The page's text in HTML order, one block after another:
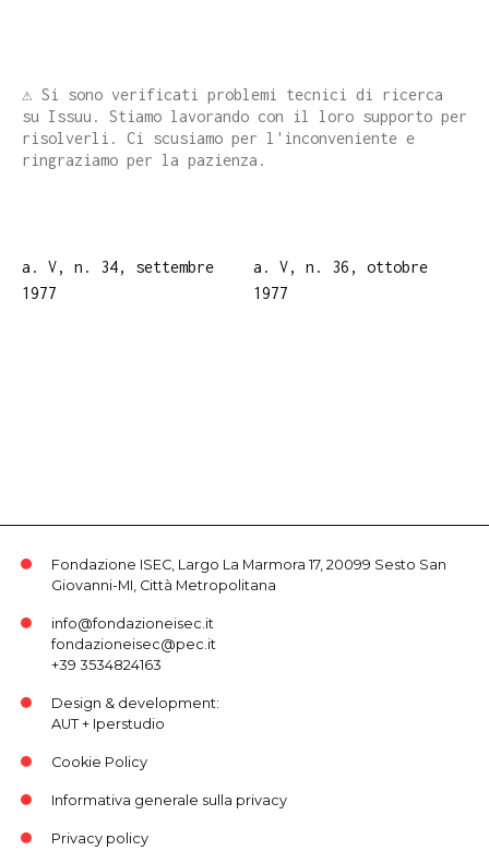
⚠️ Si sono verificati problemi tecnici di ricerca
su Issuu. Stiamo lavorando con il loro supporto per
risolverli. Ci scusiamo per l'inconveniente e
ringraziamo per la pazienza.
a. V, n. 34, settembre
1977
a. V, n. 36, ottobre
1977
Fondazione ISEC, Largo La Marmora 17, 20099 Sesto San
Giovanni-MI, Città Metropolitana
info@fondazioneisec.it
fondazioneisec@pec.it
+39 3534824163
Design & development:
AUT+ Iperstudio
Cookie Policy
Informativa generale sulla privacy
Privacy policy